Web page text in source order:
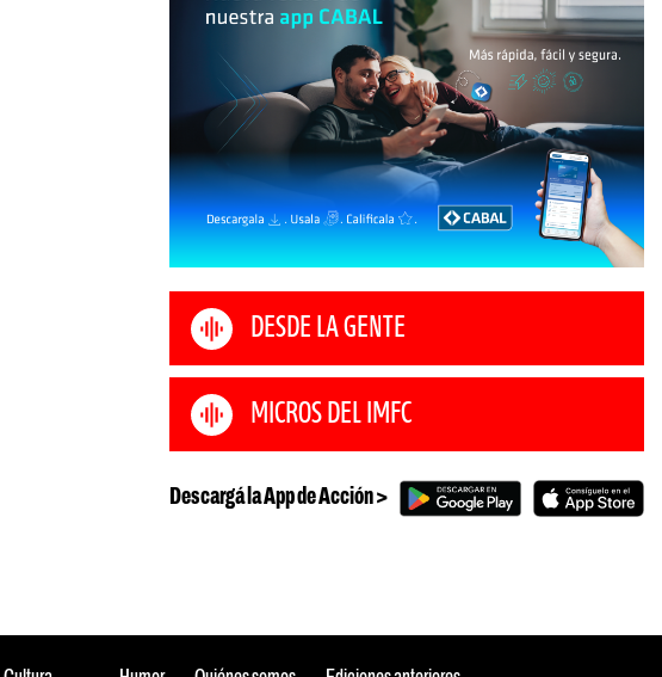
DESDE LA GENTE
MICROS DEL IMFC
Descargá la App de Acción >